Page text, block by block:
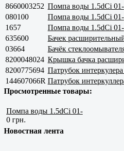
8660003252 Помпа воды 1.5dCi 01-
080100
Помпа воды 1.5dCi 01-
1657
Помпа воды 1.5dCi 01-
635600
Бачек
03664
Бачёк
8200048024 Крышка бачка
8200775694 Патрубок
144607066R Патрубок
Просмотренные товары:
Помпа воды 1.5dCi 01-
0 грн.
Новостная лента